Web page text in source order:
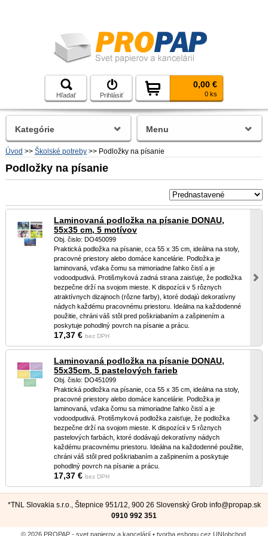
Hľadať Prihlásiť
0,00 €
0 ks
Úvod >> Školské potreby >> Podložky na písanie
Podložky na písanie
Laminovaná podložka na písanie DONAU,
55x35 cm, 5 motívov
Obj. čislo: DO450099
Praktická podložka na písanie, cca 55 x 35 cm, ideálna na stoly,
pracovné priestory alebo domáce kancelárie. Podložka je
laminovaná, vďaka čomu sa mimoriadne ľahko čistí a je
vodoodpudivá. Protišmyková zadná strana zaisťuje, že podložka
bezpečne drží na svojom mieste. K dispozícii v 5 rôznych
atraktívnych dizajnoch (rôzne farby), ktoré dodajú dekoratívny
nádych každému pracovnému priestoru. Ideálna na každodenné
použitie, chráni váš stôl pred poškriabaním a zašpinením a
poskytuje pohodlný povrch na písanie a prácu.
17,37 € bez DPH
Laminovaná podložka na písanie DONAU,
55x35cm, 5 pastelových farieb
Obj. čislo: DO451099
Praktická podložka na písanie, cca 55 x 35 cm, ideálna na stoly,
pracovné priestory alebo domáce kancelárie. Podložka je
laminovaná, vďaka čomu sa mimoriadne ľahko čistí a je
vodoodpudivá. Protišmyková podložka zaisťuje, že podložka
bezpečne drží na svojom mieste. K dispozícii v 5 rôznych
pastelových farbách, ktoré dodávajú dekoratívny nádych
každému pracovnému priestoru. Ideálna na každodenné použitie,
chráni váš stôl pred poškriabaním a zašpinením a poskytuje
pohodlný povrch na písanie a prácu.
17,37 € bez DPH
Kategórie Menu
*TNL Slovakia s.r.o., Štepnice 951/12, 900 26 Slovenský Grob info@propap.sk
0910 992 351
© 2026 PROPAP - svet papierov a kancelárií • tvorba eshopu cez UNIobchod